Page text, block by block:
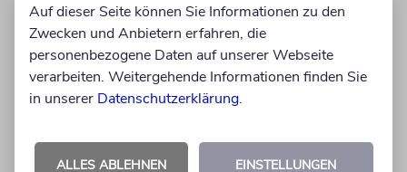
Dort, wo eben noch Parkplätze waren, wird
seit wenigen Tagen nach einem Stück
jüdischer Geschichte gegraben. Erst mit dem
Bagger, dann von Hand
Auf dieser Seite können Sie Informationen zu den
Zwecken und Anbietern erfahren, die
personenbezogene Daten auf unserer Webseite
verarbeiten. Weitergehende Informationen finden Sie
in unserer Datenschutzerklärung.
ALLES ABLEHNEN EINSTELLUNGEN